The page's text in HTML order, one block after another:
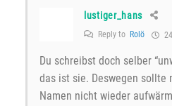
lustiger_hans
Reply to Rolö
Du schreibst doch selber
das ist sie. Deswegen sollte
Namen nicht wieder